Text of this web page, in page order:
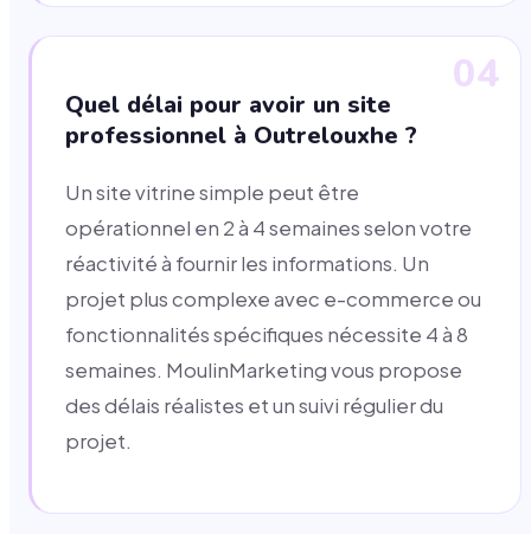
04
Quel délai pour avoir un site
professionnel à Outrelouxhe ?
Un site vitrine simple peut être
opérationnel en 2 à 4 semaines selon votre
réactivité à fournir les informations. Un
projet plus complexe avec e-commerce ou
fonctionnalités spécifiques nécessite 4 à 8
semaines. MoulinMarketing vous propose
des délais réalistes et un suivi régulier du
projet.